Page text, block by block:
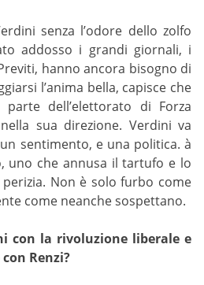
senza l’odore dello zolfo
addosso i grandi giornali, i
hanno ancora bisogno di
l’anima bella, capisce che
parte dell’elettorato di Forza
sua direzione. Verdini va
sentimento, e una politica. à
uno che annusa il tartufo e lo
Non è solo furbo come
come neanche sospettano.
con la rivoluzione liberale e
Renzi?